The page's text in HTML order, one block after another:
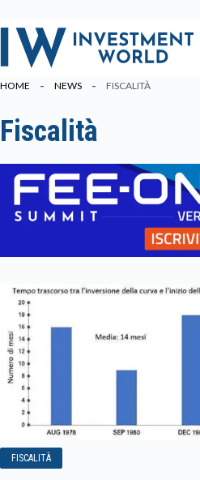
Salta
contenuto
HOME NEWS FISCALITÀ
Fiscalità
FISCALITÀ